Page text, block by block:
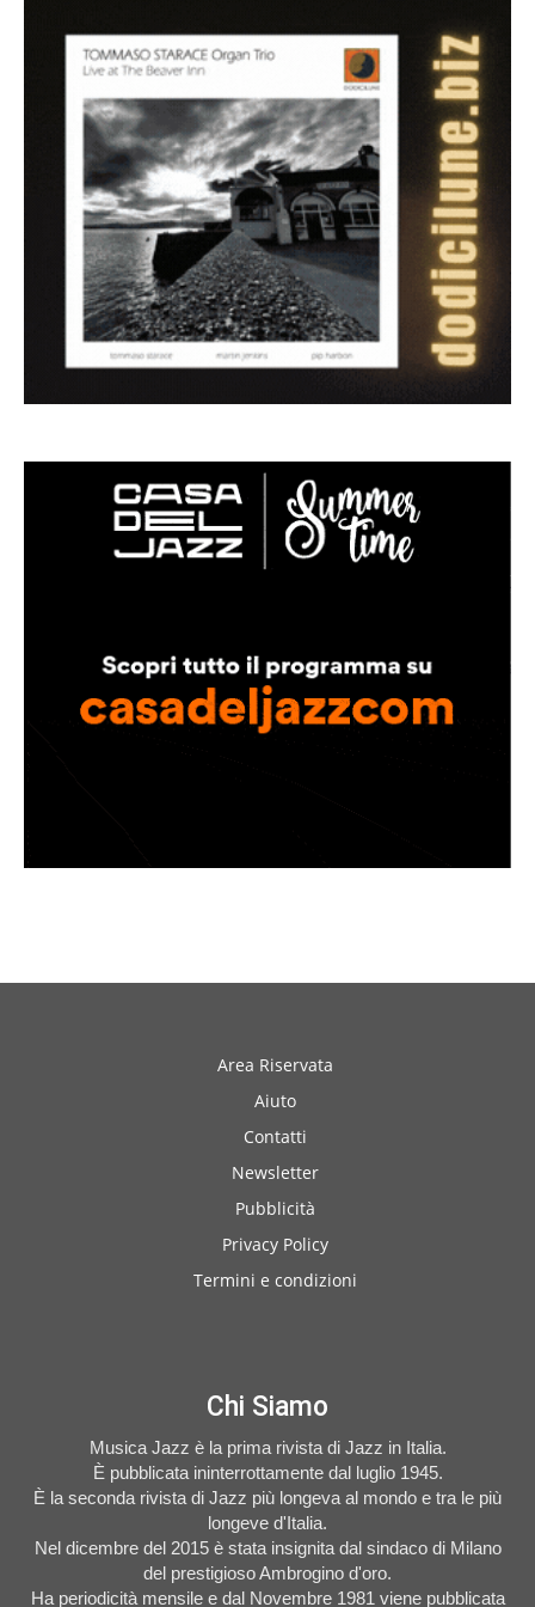
Area Riservata
Aiuto
Contatti
Newsletter
Pubblicità
Privacy Policy
Termini e condizioni
Chi Siamo
Musica Jazz è la prima rivista di Jazz in Italia.
È pubblicata ininterrottamente dal luglio 1945.
È la seconda rivista di Jazz più longeva al mondo e tra le più
longeve d'Italia.
Nel dicembre del 2015 è stata insignita dal sindaco di Milano
del prestigioso Ambrogino d'oro.
Ha periodicità mensile e dal Novembre 1981 viene pubblicata